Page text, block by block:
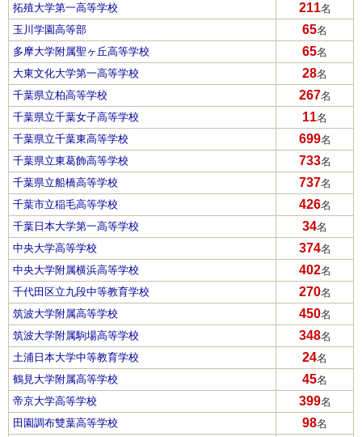
拓殖大学第一高等学校
211名
玉川学園高等部
65名
多摩大学附属聖ヶ丘高等学校
65名
大東文化大学第一高等学校
28名
千葉県立柏高等学校
267名
千葉県立千葉女子高等学校
11名
千葉県立千葉東高等学校
699名
千葉県立東葛飾高等学校
733名
千葉県立船橋高等学校
737名
千葉市立稲毛高等学校
426名
千葉日本大学第一高等学校
34名
中央大学高等学校
374名
中央大学附属横浜高等学校
402名
千代田区立九段中等教育学校
270名
筑波大学附属高等学校
450名
筑波大学附属駒場高等学校
348名
土浦日本大学中等教育学校
24名
鶴見大学附属高等学校
45名
帝京大学高等学校
399名
田園調布雙葉高等学校
98名